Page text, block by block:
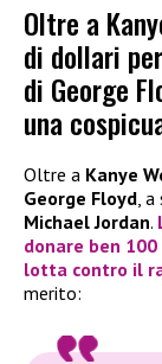
Oltre a
di dollari
di George
una
Oltre a Kanye
George Floyd, a
Michael Jordan.
donare ben
lotta contro il
merito: